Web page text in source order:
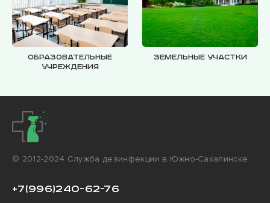
Образовательные
учреждения
Земельные участки
© 2012-2024 Cлужба дезинфекции в Южно-Сахалинске
+7(996)240-62-76